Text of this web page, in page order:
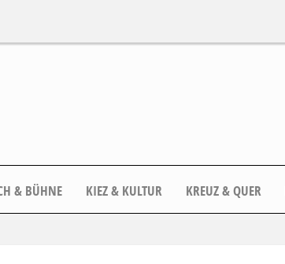
& BÜHNE KIEZ & KULTUR KREUZ & QUER